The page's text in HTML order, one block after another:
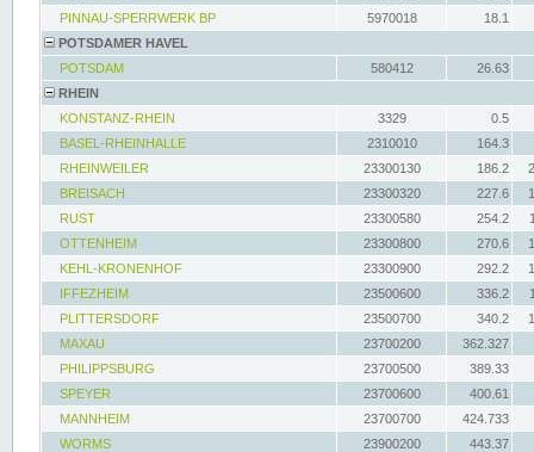
PINNAU-SPERRWERK BP
5970018
18.1
POTSDAMER HAVEL
POTSDAM
580412
26.63
RHEIN
KONSTANZ-RHEIN
3329
0.5
BASEL-RHEINHALLE
2310010
164.3
RHEINWEILER
23300130 186.2
BREISACH
23300320 227.6
RUST
23300580 254.2
OTTENHEIM
23300800 270.6
KEHL-KRONENHOF
23300900 292.2
IFFEZHEIM
23500600 336.2
PLITTERSDORF
23500700 340.2
MAXAU
23700200
362.327
PHILIPPSBURG
23700500
389.33
SPEYER
23700600
400.61
MANNHEIM
23700700
424.733
WORMS
23900200
443.37